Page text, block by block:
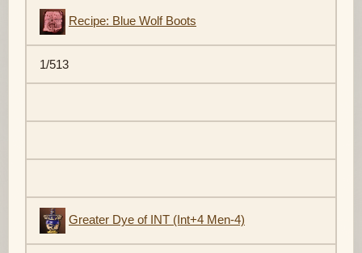
Recipe: Blue Wolf Boots
1/513
Greater Dye of INT (Int+4 Men-4)